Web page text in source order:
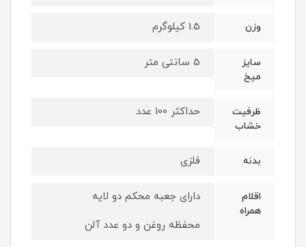
وزن 1.5 کیلوگرم
سایز
میخ
5 سانتی متر
ظرفیت
خشاب
حداکثر 100 عدد
بدنه فلزی
اقلام
همراه
دارای جعبه محکم دو لایه
محفظه روغن و دو عدد آلن